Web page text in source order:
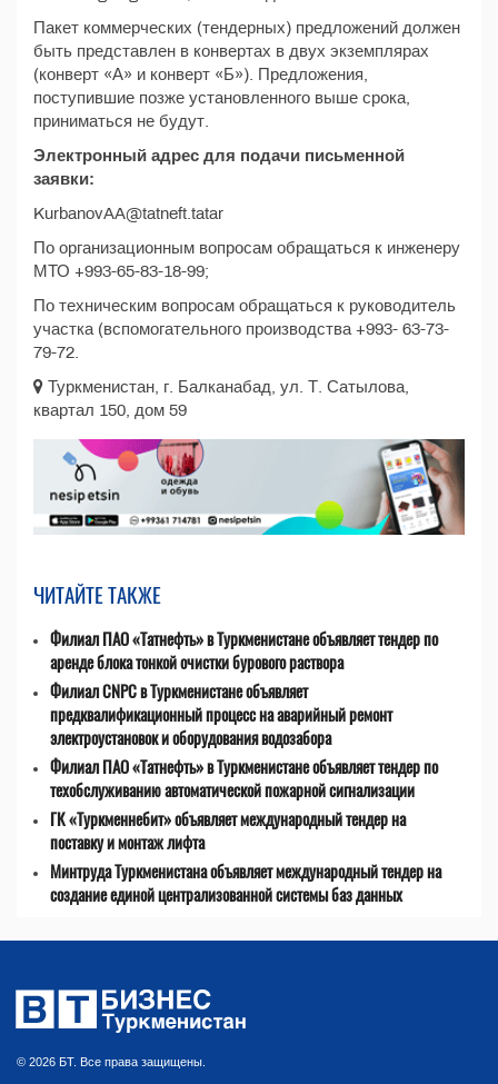
Пакет коммерческих (тендерных) предложений должен
быть представлен в конвертах в двух экземплярах
(конверт «А» и конверт «Б»). Предложения,
поступившие позже установленного выше срока,
приниматься не будут.
Электронный адрес для подачи письменной
заявки:
KurbanovAA@tatneft.tatar
По организационным вопросам обращаться к инженеру
МТО +993-65-83-18-99;
По техническим вопросам обращаться к руководитель
участка (вспомогательного производства +993- 63-73-
79-72.
Туркменистан, г. Балканабад, ул. Т. Сатылова,
квартал 150, дом 59
ЧИТАЙТЕ ТАКЖЕ
Филиал ПАО «Татнефть» в Туркменистане объявляет тендер по
аренде блока тонкой очистки бурового раствора
Филиал CNPC в Туркменистане объявляет
предквалификационный процесс на аварийный ремонт
электроустановок и оборудования водозабора
Филиал ПАО «Татнефть» в Туркменистане объявляет тендер по
техобслуживанию автоматической пожарной сигнализации
ГК «Туркменнебит» объявляет международный тендер на
поставку и монтаж лифта
Минтруда Туркменистана объявляет международный тендер на
создание единой централизованной системы баз данных
© 2026 БТ. Все права защищены.